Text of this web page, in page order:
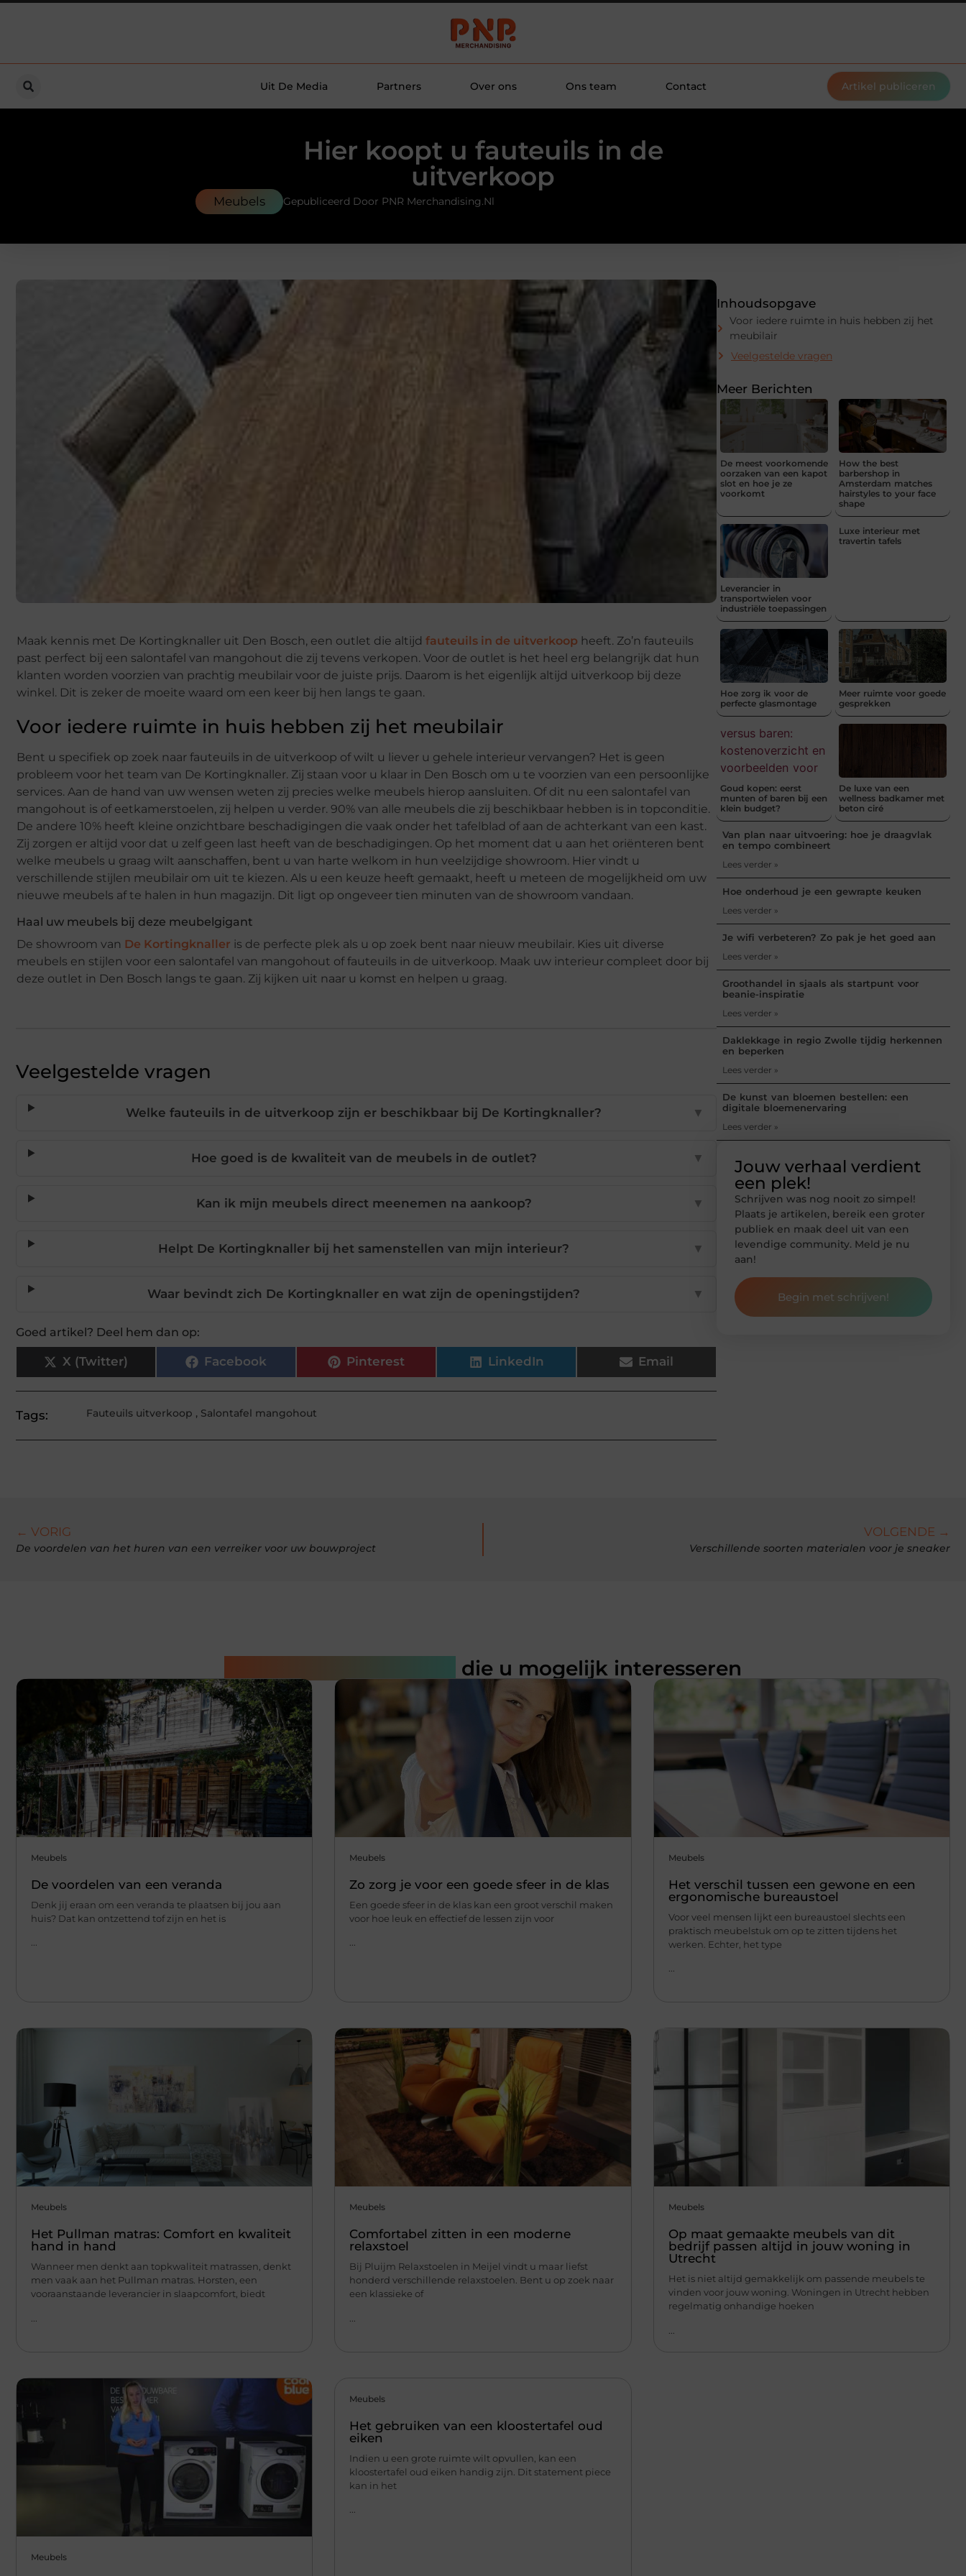
Uit De Media Partners Over ons Ons team Contact Artikel publiceren
Hier koopt u fauteuils in de
uitverkoop
Meubels Gepubliceerd Door PNR Merchandising.nl
Maak kennis met De Kortingknaller uit Den Bosch, een outlet die altijd fauteuils in de uitverkoop heeft. Zo’n fauteuils
past perfect bij een salontafel van mangohout die zij tevens verkopen. Voor de outlet is het heel erg belangrijk dat hun
klanten worden voorzien van prachtig meubilair voor de juiste prijs. Daarom is het eigenlijk altijd uitverkoop bij deze
winkel. Dit is zeker de moeite waard om een keer bij hen langs te gaan.
Voor iedere ruimte in huis hebben zij het meubilair
Bent u specifiek op zoek naar fauteuils in de uitverkoop of wilt u liever u gehele interieur vervangen? Het is geen
probleem voor het team van De Kortingknaller. Zij staan voor u klaar in Den Bosch om u te voorzien van een persoonlijke
services. Aan de hand van uw wensen weten zij precies welke meubels hierop aansluiten. Of dit nu een salontafel van
mangohout is of eetkamerstoelen, zij helpen u verder. 90% van alle meubels die zij beschikbaar hebben is in topconditie.
De andere 10% heeft kleine onzichtbare beschadigingen die vaak onder het tafelblad of aan de achterkant van een kast.
Zij zorgen er altijd voor dat u zelf geen last heeft van de beschadigingen. Op het moment dat u aan het oriënteren bent
welke meubels u graag wilt aanschaffen, bent u van harte welkom in hun veelzijdige showroom. Hier vindt u
verschillende stijlen meubilair om uit te kiezen. Als u een keuze heeft gemaakt, heeft u meteen de mogelijkheid om uw
nieuwe meubels af te halen in hun magazijn. Dit ligt op ongeveer tien minuten van de showroom vandaan.
Haal uw meubels bij deze meubelgigant
De showroom van De Kortingknaller is de perfecte plek als u op zoek bent naar nieuw meubilair. Kies uit diverse
meubels en stijlen voor een salontafel van mangohout of fauteuils in de uitverkoop. Maak uw interieur compleet door bij
deze outlet in Den Bosch langs te gaan. Zij kijken uit naar u komst en helpen u graag.
Veelgestelde vragen
Welke fauteuils in de uitverkoop zijn er beschikbaar bij De Kortingknaller? ▼
Hoe goed is de kwaliteit van de meubels in de outlet? ▼
Kan ik mijn meubels direct meenemen na aankoop? ▼
Helpt De Kortingknaller bij het samenstellen van mijn interieur? ▼
Waar bevindt zich De Kortingknaller en wat zijn de openingstijden? ▼
Goed artikel? Deel hem dan op:
X (Twitter) Facebook Pinterest LinkedIn Email
Tags: Fauteuils uitverkoop , Salontafel mangohout
Inhoudsopgave
Voor iedere ruimte in huis hebben zij het
meubilair
Veelgestelde vragen
Meer Berichten
De meest voorkomende
oorzaken van een kapot
slot en hoe je ze
voorkomt
How the best
barbershop in
Amsterdam matches
hairstyles to your face
shape
Leverancier in
transportwielen voor
industriële toepassingen
Luxe interieur met
travertin tafels
Hoe zorg ik voor de
perfecte glasmontage
Meer ruimte voor goede
gesprekken
Goud kopen: eerst
munten of baren bij een
klein budget?
De luxe van een
wellness badkamer met
beton ciré
Van plan naar uitvoering: hoe je draagvlak
en tempo combineert
Lees verder »
Hoe onderhoud je een gewrapte keuken
Lees verder »
Je wifi verbeteren? Zo pak je het goed aan
Lees verder »
Groothandel in sjaals als startpunt voor
beanie-inspiratie
Lees verder »
Daklekkage in regio Zwolle tijdig herkennen
en beperken
Lees verder »
De kunst van bloemen bestellen: een
digitale bloemenervaring
Lees verder »
Jouw verhaal verdient
een plek!
Schrijven was nog nooit zo simpel!
Plaats je artikelen, bereik een groter
publiek en maak deel uit van een
levendige community. Meld je nu
aan!
Begin met schrijven!
← VORIG
De voordelen van het huren van een verreiker voor uw bouwproject
VOLGENDE →
Verschillende soorten materialen voor je sneaker
die u mogelijk interesseren
Meubels
De voordelen van een veranda
Denk jij eraan om een veranda te plaatsen bij jou aan
huis? Dat kan ontzettend tof zijn en het is
...
Meubels
Zo zorg je voor een goede sfeer in de klas
Een goede sfeer in de klas kan een groot verschil maken
voor hoe leuk en effectief de lessen zijn voor
...
Meubels
Het verschil tussen een gewone en een
ergonomische bureaustoel
Voor veel mensen lijkt een bureaustoel slechts een
praktisch meubelstuk om op te zitten tijdens het
werken. Echter, het type
...
Meubels
Het Pullman matras: Comfort en kwaliteit
hand in hand
Wanneer men denkt aan topkwaliteit matrassen, denkt
men vaak aan het Pullman matras. Horsten, een
vooraanstaande leverancier in slaapcomfort, biedt
Meubels
Comfortabel zitten in een moderne
relaxstoel
Bij Pluijm Relaxstoelen in Meijel vindt u maar liefst
honderd verschillende relaxstoelen. Bent u op zoek naar
een klassieke of
Meubels
Op maat gemaakte meubels van dit
bedrijf passen altijd in jouw woning in
Utrecht
Het is niet altijd gemakkelijk om passende meubels te
vinden voor jouw woning. Woningen in Utrecht hebben
regelmatig onhandige hoeken
Meubels
Meubels
Het gebruiken van een kloostertafel oud
eiken
Indien u een grote ruimte wilt opvullen, kan een
kloostertafel oud eiken handig zijn. Dit statement piece
kan in het